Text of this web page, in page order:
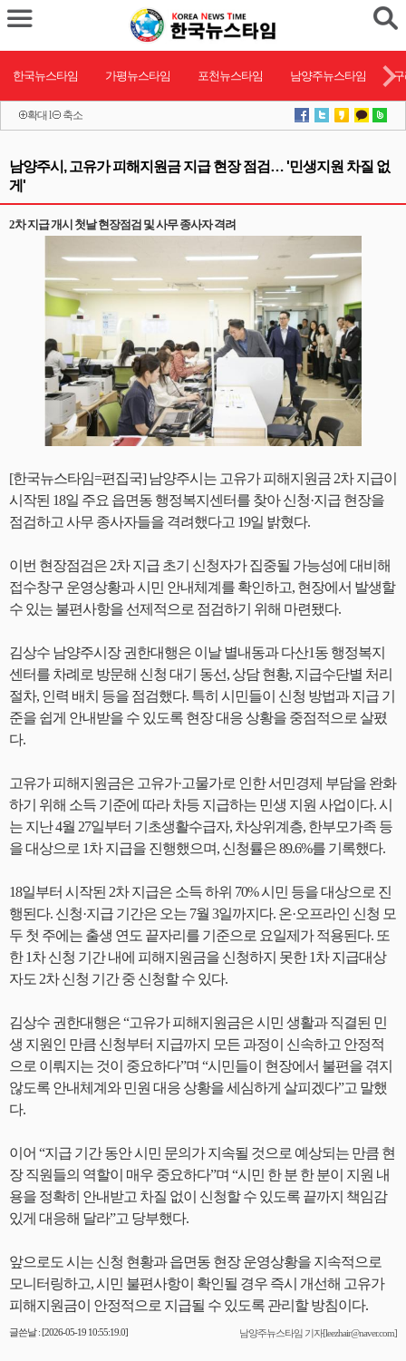
한국뉴스타임 가평뉴스타임 포천뉴스타임 남양주뉴스타임
확대 l 축소
남양주시, 고유가 피해지원금 지급 현장 점검… '민생지원 차질 없
게'
2차 지급 개시 첫날 현장점검 및 사무 종사자 격려
[한국뉴스타임=편집국] 남양주시는 고유가 피해지원금 2차 지급이
시작된 18일 주요 읍면동 행정복지센터를 찾아 신청·지급 현장을
점검하고 사무 종사자들을 격려했다고 19일 밝혔다.
이번 현장점검은 2차 지급 초기 신청자가 집중될 가능성에 대비해
접수창구 운영상황과 시민 안내체계를 확인하고, 현장에서 발생할
수 있는 불편사항을 선제적으로 점검하기 위해 마련됐다.
김상수 남양주시장 권한대행은 이날 별내동과 다산1동 행정복지
센터를 차례로 방문해 신청 대기 동선, 상담 현황, 지급수단별 처리
절차, 인력 배치 등을 점검했다. 특히 시민들이 신청 방법과 지급 기
준을 쉽게 안내받을 수 있도록 현장 대응 상황을 중점적으로 살폈
다.
고유가 피해지원금은 고유가·고물가로 인한 서민경제 부담을 완화
하기 위해 소득 기준에 따라 차등 지급하는 민생 지원 사업이다. 시
는 지난 4월 27일부터 기초생활수급자, 차상위계층, 한부모가족 등
을 대상으로 1차 지급을 진행했으며, 신청률은 89.6%를 기록했다.
18일부터 시작된 2차 지급은 소득 하위 70% 시민 등을 대상으로 진
행된다. 신청·지급 기간은 오는 7월 3일까지다. 온·오프라인 신청 모
두 첫 주에는 출생 연도 끝자리를 기준으로 요일제가 적용된다. 또
한 1차 신청 기간 내에 피해지원금을 신청하지 못한 1차 지급대상
자도 2차 신청 기간 중 신청할 수 있다.
김상수 권한대행은 “고유가 피해지원금은 시민 생활과 직결된 민
생 지원인 만큼 신청부터 지급까지 모든 과정이 신속하고 안정적
으로 이뤄지는 것이 중요하다”며 “시민들이 현장에서 불편을 겪지
않도록 안내체계와 민원 대응 상황을 세심하게 살피겠다”고 말했
다.
이어 “지급 기간 동안 시민 문의가 지속될 것으로 예상되는 만큼 현
장 직원들의 역할이 매우 중요하다”며 “시민 한 분 한 분이 지원 내
용을 정확히 안내받고 차질 없이 신청할 수 있도록 끝까지 책임감
있게 대응해 달라”고 당부했다.
앞으로도 시는 신청 현황과 읍면동 현장 운영상황을 지속적으로
모니터링하고, 시민 불편사항이 확인될 경우 즉시 개선해 고유가
피해지원금이 안정적으로 지급될 수 있도록 관리할 방침이다.
글쓴날 : [2026-05-19 10:55:19.0] 남양주뉴스타임 기자[leezhair@naver.com]